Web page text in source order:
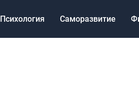
Психология Саморазвитие